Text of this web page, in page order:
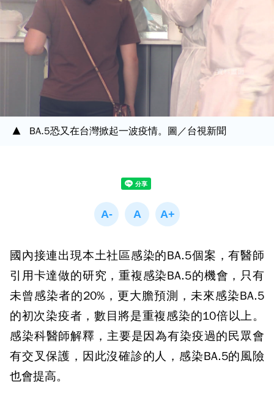
BA.5恐又在台灣掀起一波疫情。圖／台視新聞
國內接連出現本土社區感染的BA.5個案，有醫師
引用卡達做的研究，重複感染BA.5的機會，只有
未曾感染者的20%，更大膽預測，未來感染BA.5
的初次染疫者，數目將是重複感染的10倍以上。
感染科醫師解釋，主要是因為有染疫過的民眾會
有交叉保護，因此沒確診的人，感染BA.5的風險
也會提高。